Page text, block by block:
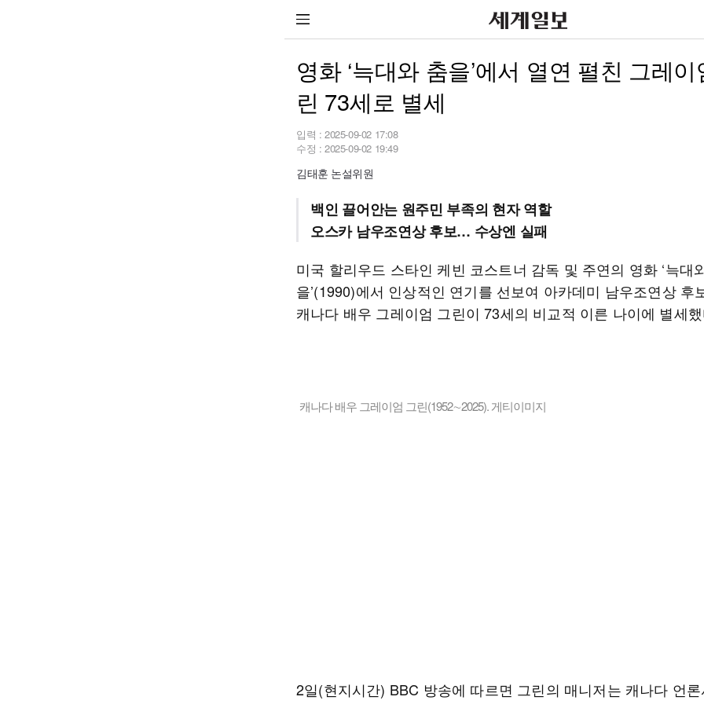
영화 ‘늑대와 춤을’에서 열연 펼친 그레
린 73세로 별세
입력 : 2025-09-02 17:08
수정 : 2025-09-02 19:49
김태훈 논설위원
백인 끌어안는 원주민 부족의 현자 역할
오스카 남우조연상 후보… 수상엔 실패
미국 할리우드 스타인 케빈 코스트너 감독 및 주연의 영화 ‘늑대
을’(1990)에서 인상적인 연기를 선보여 아카데미 남우조연상 후
캐나다 배우 그레이엄 그린이 73세의 비교적 이른 나이에 별세
캐나다 배우 그레이엄 그린(1952∼2025). 게티이미지
2일(현지시간) BBC 방송에 따르면 그린의 매니저는 캐나다 언